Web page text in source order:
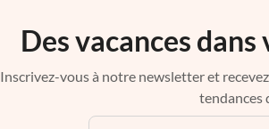
Des vacances
Inscrivez-vous à notre newsletter et
tendances